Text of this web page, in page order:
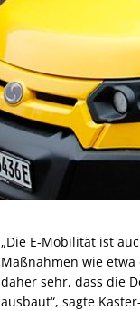
„Die E-Mobilität ist
Maßnahmen wie
daher sehr, dass die
ausbaut“, sagte